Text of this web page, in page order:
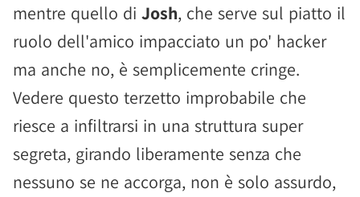
mentre quello di Josh, che serve sul piatto il
ruolo dell'amico impacciato un po' hacker
ma anche no, è semplicemente cringe.
Vedere questo terzetto improbabile che
riesce a infiltrarsi in una struttura super
segreta, girando liberamente senza che
nessuno se ne accorga, non è solo assurdo,